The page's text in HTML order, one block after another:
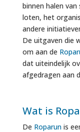
binnen halen
loten, het
andere
De uitgaven die
om aan de
dat uiteindelijk
afgedragen aan
Wat is
De Roparunis